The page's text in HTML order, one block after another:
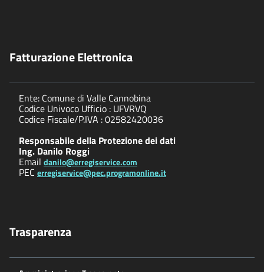
Fatturazione Elettronica
Ente: Comune di Valle Cannobina
Codice Univoco Ufficio : UFVRVQ
Codice Fiscale/P.IVA : 02582420036
Responsabile della Protezione dei dati
Ing. Danilo Roggi
Email danilo@erregiservice.com
PEC erregiservice@pec.programonline.it
Trasparenza